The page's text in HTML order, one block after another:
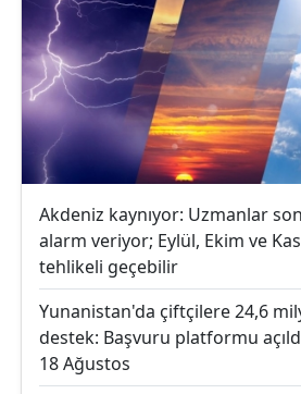
Akdeniz kaynıyor: Uzmanlar
alarm veriyor; Eylül, Ekim ve
tehlikeli geçebilir
Yunanistan'da çiftçilere 24,6
destek: Başvuru platformu
18 Ağustos